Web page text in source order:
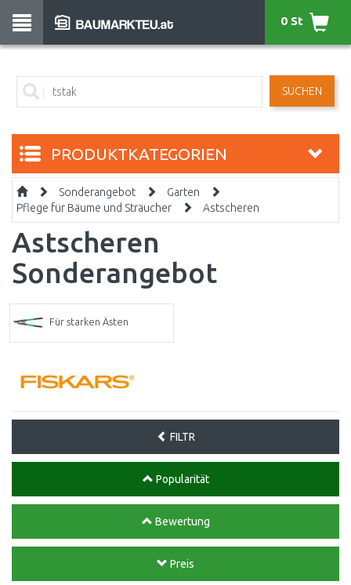
SUCHEN
0 St
PRODUKTKATEGORIEN
Sonderangebot
Garten
Pflege für Bäume und Sträucher
Astscheren
Astscheren
Sonderangebot
Für starken Ästen
FILTR
Popularität
Bewertung
Preis